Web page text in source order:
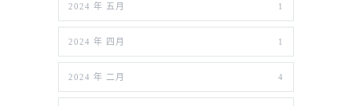
2024 年 五月 1
2024 年 四月 1
2024 年 二月 4